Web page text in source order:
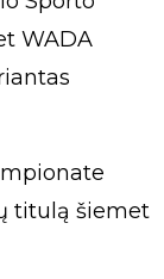
WADA
titulą šiemet